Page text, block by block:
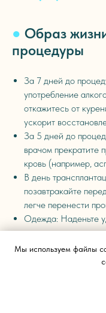
● Образ
процедуры
За 7 дней до
употребление
откажитесь от
ускорит
За 5 дней до
врачом прекратите
кровь (например,
В день
позавтракайте
легче перенести
Одежда: Наденьте
не задевая голову:
свободную
Мы используем файлы